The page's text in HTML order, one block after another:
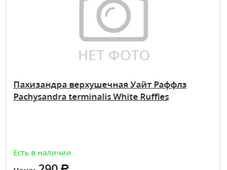
Пахизандра верхушечная Уайт Раффлз
Pachysandra terminalis White Ruffles
Есть в наличии